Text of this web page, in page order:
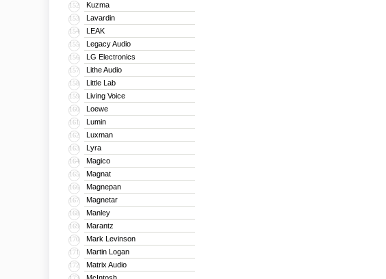
152 Kuzma
153 Lavardin
154 LEAK
155 Legacy Audio
156 LG Electronics
157 Lithe Audio
158 Little Lab
159 Living Voice
160 Loewe
161 Lumin
162 Luxman
163 Lyra
164 Magico
165 Magnat
166 Magnepan
167 Magnetar
168 Manley
169 Marantz
170 Mark Levinson
171 Martin Logan
172 Matrix Audio